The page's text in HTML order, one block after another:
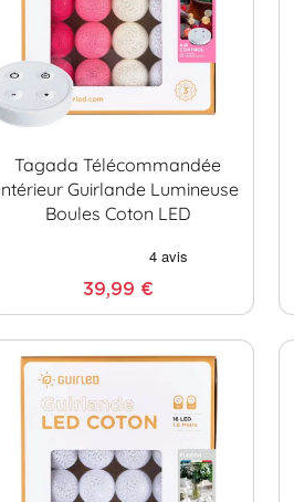
Tagada Télécommandée
Guirlande Lumineuse
Boules Coton LED
39,99 €